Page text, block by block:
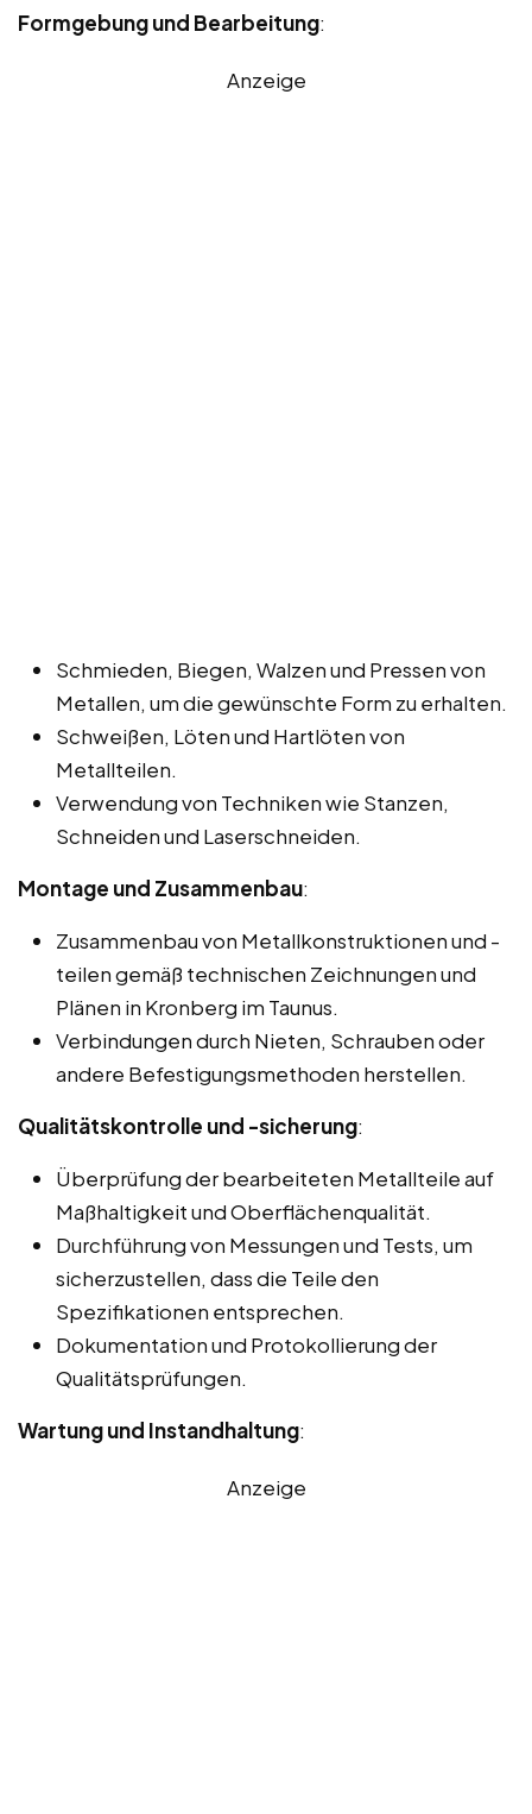
Formgebung und Bearbeitung:
Anzeige
Schmieden, Biegen, Walzen und Pressen von
Metallen, um die gewünschte Form zu erhalten.
Schweißen, Löten und Hartlöten von
Metallteilen.
Verwendung von Techniken wie Stanzen,
Schneiden und Laserschneiden.
Montage und Zusammenbau:
Zusammenbau von Metallkonstruktionen und -
teilen gemäß technischen Zeichnungen und
Plänen in Kronberg im Taunus.
Verbindungen durch Nieten, Schrauben oder
andere Befestigungsmethoden herstellen.
Qualitätskontrolle und -sicherung:
Überprüfung der bearbeiteten Metallteile auf
Maßhaltigkeit und Oberflächenqualität.
Durchführung von Messungen und Tests, um
sicherzustellen, dass die Teile den
Spezifikationen entsprechen.
Dokumentation und Protokollierung der
Qualitätsprüfungen.
Wartung und Instandhaltung:
Anzeige